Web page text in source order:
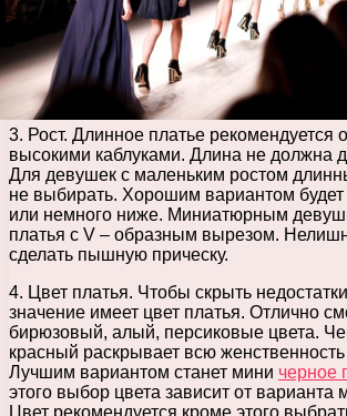
3. Рост. Длинное платье рекомендуется
высокими каблуками. Длина не должна
Для девушек с маленьким ростом
не выбирать. Хорошим вариантом будет
или немного ниже. Миниатюрным
платья с V – образным вырезом.
сделать пышную прическу.
4. Цвет платья. Чтобы скрыть
значение имеет цвет платья. Отлично
бирюзовый, алый, персиковые цвета.
красный раскрывает всю
Лучшим вариантом станет мини черное
этого выбор цвета зависит от варианта
Цвет рекомендуется кроме этого